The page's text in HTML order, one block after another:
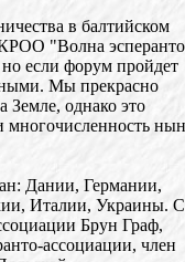
в балтийском
КРОО "Волна
но если форум пройдет
Мы прекрасно
Земле, однако это
многочисленность
Дании, Германии,
Италии, Украины.
Брун Граф,
ассоциации, член